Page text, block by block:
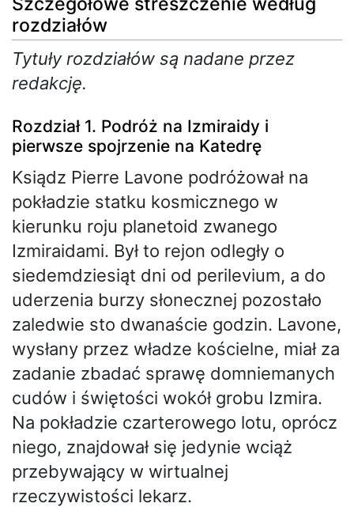
rozdziałów
Tytuły rozdziałów są nadane przez
redakcję.
Rozdział 1. Podróż na Izmiraidy i
pierwsze spojrzenie na Katedrę
Ksiądz Pierre Lavone podróżował na
pokładzie statku kosmicznego w
kierunku roju planetoid zwanego
Izmiraidami. Był to rejon odległy o
siedemdziesiąt dni od perilevium, a do
uderzenia burzy słonecznej pozostało
zaledwie sto dwanaście godzin. Lavone,
wysłany przez władze kościelne, miał za
zadanie zbadać sprawę domniemanych
cudów i świętości wokół grobu Izmira.
Na pokładzie czarterowego lotu, oprócz
niego, znajdował się jedynie wciąż
przebywający w wirtualnej
rzeczywistości lekarz.